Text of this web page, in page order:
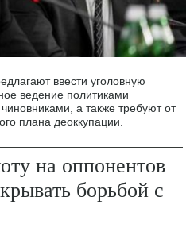
ввести уголовную
ведение политиками
а также требуют от
плана деоккупации.
на оппонентов
борьбой с